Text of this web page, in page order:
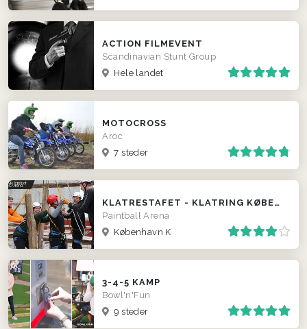
ACTION FILMEVENT
Scandinavian Stunt Group
Hele landet
MOTOCROSS
Aroc
7 steder
KLATRESTAFET - KLATRING KØBENHAVN
Paintball Arena
København K
3-4-5 KAMP
Bowl'n'Fun
9 steder